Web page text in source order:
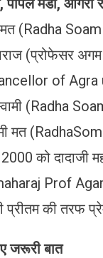
मंडी, आगरा
मत (Radha
(प्रोफेसर
of Agra
(Radha
मत
2000 को दादाजी
Prof
प्रीतम की तरफ
जरूरी बात